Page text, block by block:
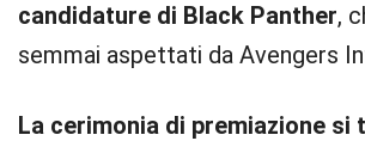
candidature di Black Panther,
semmai aspettati da Avengers
La cerimonia di premiazione si